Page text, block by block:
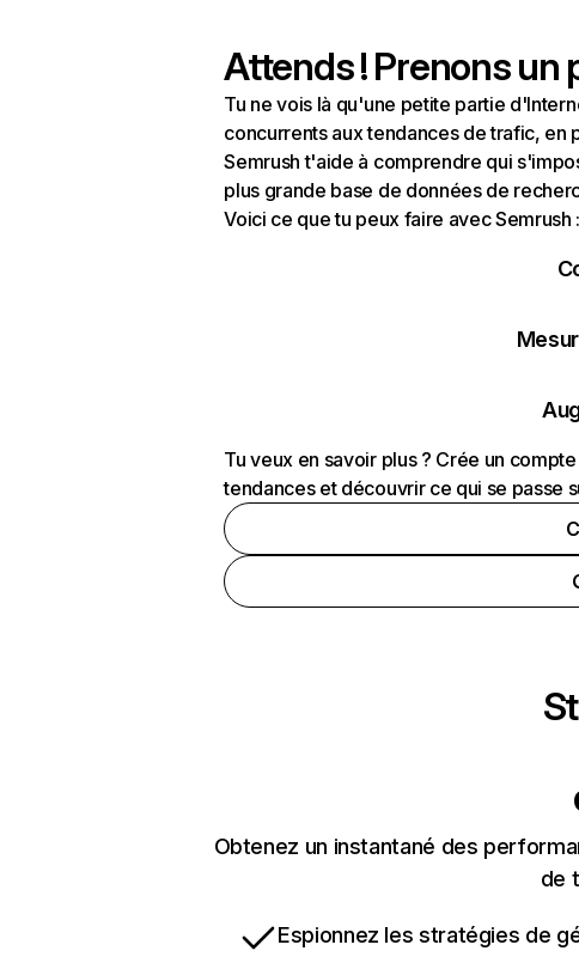
Attends ! Prenons un
Tu ne vois là qu'une petite partie
concurrents aux tendances de trafic, en
Semrush t'aide à comprendre qui
plus grande base de données de
Voici ce que tu peux faire avec Semrush
Tu veux en savoir plus ? Crée un
tendances et découvrir ce qui se passe
Obtenez un instantané des
de
Espionnez les stratégies de